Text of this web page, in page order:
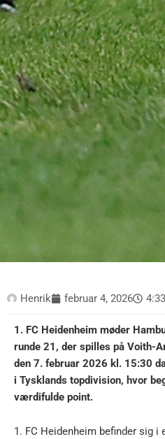
Henrik februar 4, 2026
1. FC Heidenheim møder
runde 21, der spilles på Voith-
den 7. februar 2026 kl. 15:30
i Tysklands topdivision, hvor
værdifulde point.
1. FC Heidenheim befinder sig